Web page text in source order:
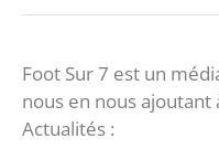
Foot Sur 7 est un
nous en nous ajoutant
Actualités :